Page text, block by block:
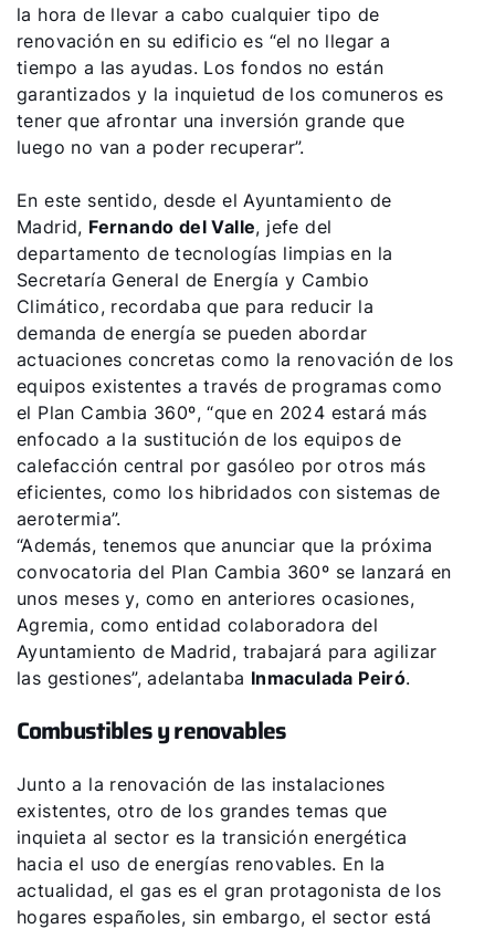
la hora de llevar a cabo cualquier tipo de
renovación en su edificio es “el no llegar a
tiempo a las ayudas. Los fondos no están
garantizados y la inquietud de los comuneros es
tener que afrontar una inversión grande que
luego no van a poder recuperar”.
En este sentido, desde el Ayuntamiento de
Madrid, Fernando del Valle, jefe del
departamento de tecnologías limpias en la
Secretaría General de Energía y Cambio
Climático, recordaba que para reducir la
demanda de energía se pueden abordar
actuaciones concretas como la renovación de los
equipos existentes a través de programas como
el Plan Cambia 360º, “que en 2024 estará más
enfocado a la sustitución de los equipos de
calefacción central por gasóleo por otros más
eficientes, como los hibridados con sistemas de
aerotermia”.
“Además, tenemos que anunciar que la próxima
convocatoria del Plan Cambia 360º se lanzará en
unos meses y, como en anteriores ocasiones,
Agremia, como entidad colaboradora del
Ayuntamiento de Madrid, trabajará para agilizar
las gestiones”, adelantaba Inmaculada Peiró.
Combustibles y renovables
Junto a la renovación de las instalaciones
existentes, otro de los grandes temas que
inquieta al sector es la transición energética
hacia el uso de energías renovables. En la
actualidad, el gas es el gran protagonista de los
hogares españoles, sin embargo, el sector está